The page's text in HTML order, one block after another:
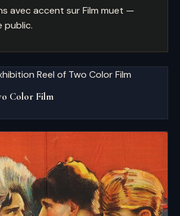
avec accent sur Film muet —
public.
Color Film